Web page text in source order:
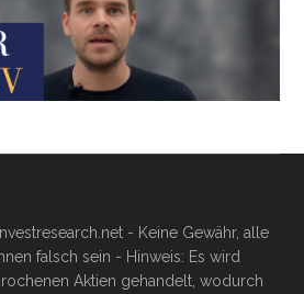
- Keine Gewähr, alle
falsch sein - Hinweis: Es wird
Aktien gehandelt, wodurch